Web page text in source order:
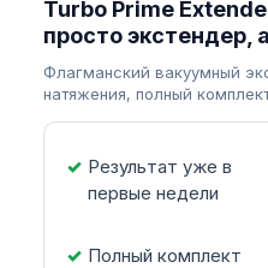
Turbo Prime
просто экстендер,
Флагманский вакуумный
натяжения, полный
Результат уже в
первые недели
Полный комплект